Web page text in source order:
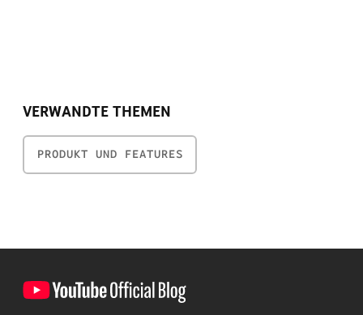
VERWANDTE THEMEN
PRODUKT UND FEATURES